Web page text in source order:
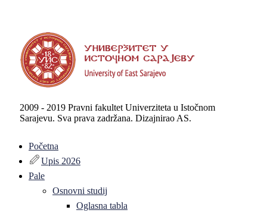
2009 - 2019 Pravni fakultet Univerziteta u Istočnom
Sarajevu. Sva prava zadržana. Dizajnirao AS.
Početna
Upis 2026
Pale
Osnovni studij
Oglasna tabla